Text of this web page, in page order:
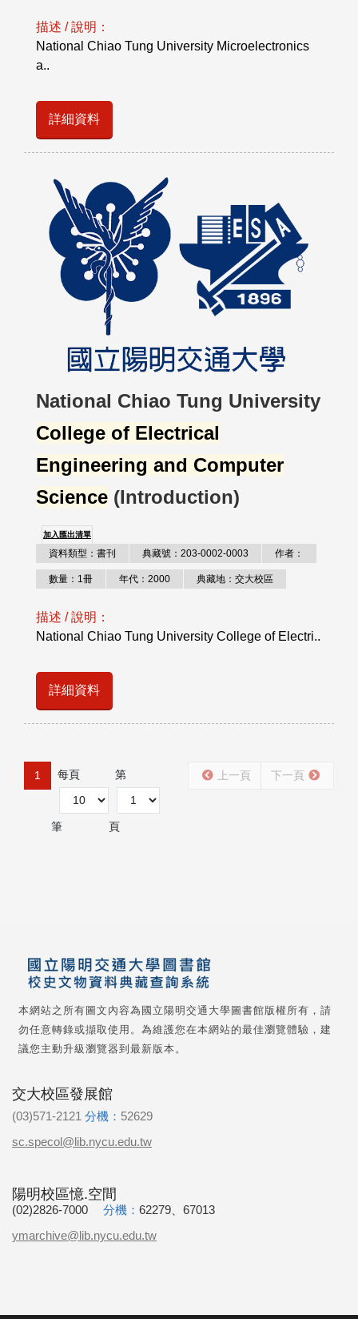
描述 / 說明：
National Chiao Tung University Microelectronics
a..
詳細資料
National Chiao Tung University
College of Electrical
Engineering and Computer
Science (Introduction)
加入匯出清單
資料類型：書刊 典藏號：203-0002-0003 作者：
數量：1冊 年代：2000 典藏地：交大校區
描述 / 說明：
National Chiao Tung University College of Electri..
詳細資料
1 每頁
筆
第
頁
上一頁 下一頁
本網站之所有圖文內容為國立陽明交通大學圖書館版權所有，請
勿任意轉錄或擷取使用。為維護您在本網站的最佳瀏覽體驗，建
議您主動升級瀏覽器到最新版本。
交大校區發展館
(03)571-2121 分機： 52629
sc.specol@lib.nycu.edu.tw
陽明校區憶.空間
(02)2826-7000 分機： 62279、67013
ymarchive@lib.nycu.edu.tw